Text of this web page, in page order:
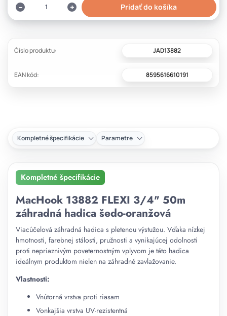
Pridať do košíka
Číslo produktu: JAD13882
EAN kód: 8595616610191
Kompletné špecifikácie Parametre
Kompletné špecifikácie
MacHook 13882 FLEXI 3/4" 50m
záhradná hadica šedo-oranžová
Viacúčelová záhradná hadica s pletenou výstužou. Vďaka nízkej
hmotnosti, farebnej stálosti, pružnosti a vynikajúcej odolnosti
proti nepriaznivým poveternostným vplyvom je táto hadica
ideálnym produktom nielen na záhradné zavlažovanie.
Vlastnosti:
Vnútorná vrstva proti riasam
Vonkajšia vrstva UV-rezistentná